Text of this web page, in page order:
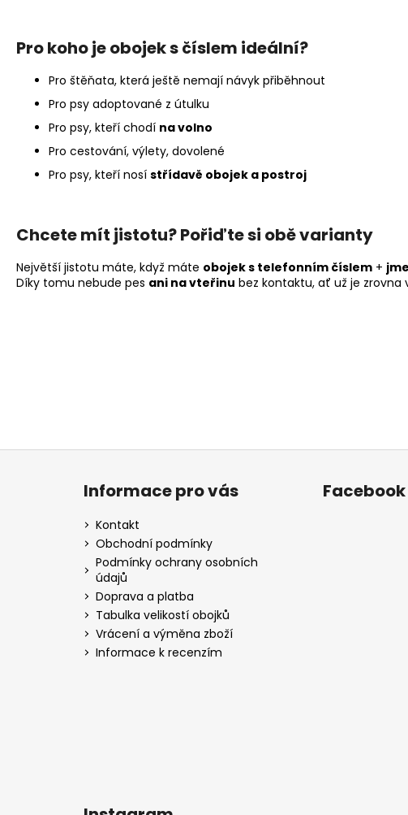
Pro koho je obojek s číslem ideální?
Pro štěňata, která ještě nemají návyk přiběhnout
Pro psy adoptované z útulku
Pro psy, kteří chodí na volno
Pro cestování, výlety, dovolené
Pro psy, kteří nosí střídavě obojek a postroj
Chcete mít jistotu? Pořiďte si obě varianty
Největší jistotu máte, když máte obojek s telefonním číslem +
Díky tomu nebude pes ani na vteřinu bez kontaktu, ať už je zrovna
Z
Informace pro vás
Kontakt
Obchodní podmínky
Podmínky ochrany osobních
údajů
Doprava a platba
Tabulka velikostí obojků
Vrácení a výměna zboží
Informace k recenzím
Facebook